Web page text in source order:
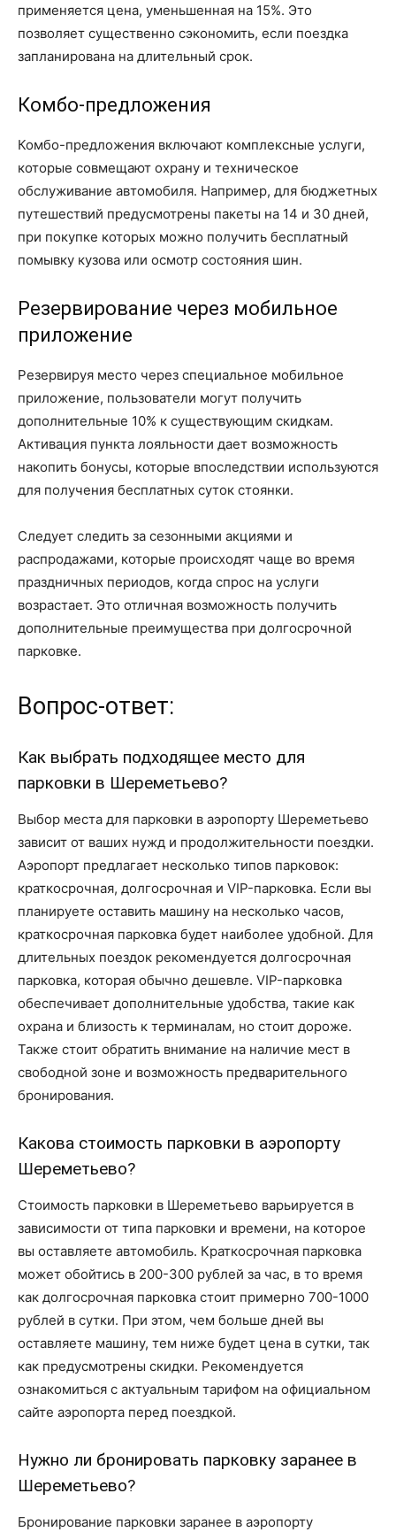
применяется цена, уменьшенная на 15%. Это
позволяет существенно сэкономить, если поездка
запланирована на длительный срок.
Комбо-предложения
Комбо-предложения включают комплексные услуги,
которые совмещают охрану и техническое
обслуживание автомобиля. Например, для бюджетных
путешествий предусмотрены пакеты на 14 и 30 дней,
при покупке которых можно получить бесплатный
помывку кузова или осмотр состояния шин.
Резервирование через мобильное
приложение
Резервируя место через специальное мобильное
приложение, пользователи могут получить
дополнительные 10% к существующим скидкам.
Активация пункта лояльности дает возможность
накопить бонусы, которые впоследствии используются
для получения бесплатных суток стоянки.
Следует следить за сезонными акциями и
распродажами, которые происходят чаще во время
праздничных периодов, когда спрос на услуги
возрастает. Это отличная возможность получить
дополнительные преимущества при долгосрочной
парковке.
Вопрос-ответ:
Как выбрать подходящее место для
парковки в Шереметьево?
Выбор места для парковки в аэропорту Шереметьево
зависит от ваших нужд и продолжительности поездки.
Аэропорт предлагает несколько типов парковок:
краткосрочная, долгосрочная и VIP-парковка. Если вы
планируете оставить машину на несколько часов,
краткосрочная парковка будет наиболее удобной. Для
длительных поездок рекомендуется долгосрочная
парковка, которая обычно дешевле. VIP-парковка
обеспечивает дополнительные удобства, такие как
охрана и близость к терминалам, но стоит дороже.
Также стоит обратить внимание на наличие мест в
свободной зоне и возможность предварительного
бронирования.
Какова стоимость парковки в аэропорту
Шереметьево?
Стоимость парковки в Шереметьево варьируется в
зависимости от типа парковки и времени, на которое
вы оставляете автомобиль. Краткосрочная парковка
может обойтись в 200-300 рублей за час, в то время
как долгосрочная парковка стоит примерно 700-1000
рублей в сутки. При этом, чем больше дней вы
оставляете машину, тем ниже будет цена в сутки, так
как предусмотрены скидки. Рекомендуется
ознакомиться с актуальным тарифом на официальном
сайте аэропорта перед поездкой.
Нужно ли бронировать парковку заранее в
Шереметьево?
Бронирование парковки заранее в аэропорту